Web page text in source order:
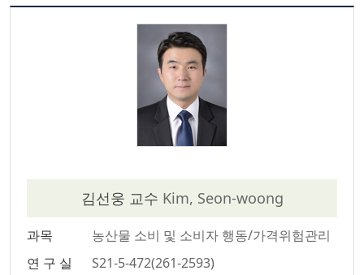
김선웅 교수 Kim, Seon-woong
과목
농산물 소비 및 소비자 행동/가격위험관리
연 구 실
S21-5-472(261-2593)